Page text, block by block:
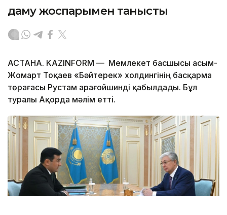
даму жоспарымен танысты
АСТАНА. KAZINFORM — Мемлекет басшысы Қасым-
Жомарт Тоқаев «Бәйтерек» холдингінің басқарма
төрағасы Рустам Қарағойшинді қабылдады. Бұл
туралы Ақорда мәлім етті.